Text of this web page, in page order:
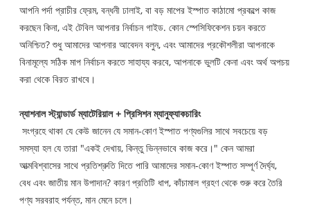
আপনি পর্দা প্রাচীর ফ্রেম, বন্ধনী ঢালাই, বা বড় মাপের ইস্পাত কাঠামো প্রকল্পে কাজ
করছেন কিনা, এই টেবিল আপনার নির্বাচন গাইড. কোন স্পেসিফিকেশন চয়ন করতে
অনিশ্চিত? শুধু আমাদের আপনার আবেদন বলুন, এবং আমাদের প্রকৌশলীরা আপনাকে
বিনামূল্যে সঠিক মাপ নির্বাচন করতে সাহায্য করবে, আপনাকে ভুলটি কেনা এবং অর্থ অপচয়
করা থেকে বিরত রাখবে।
ন্যাশনাল স্ট্যান্ডার্ড ম্যাটেরিয়াল + প্রিসিশন ম্যানুফ্যাকচারিং
সংগ্রহে থাকা যে কেউ জানেন যে সমান-কোণ ইস্পাত পণ্যগুলির সাথে সবচেয়ে বড়
সমস্যা হল যে তারা "একই দেখায়, কিন্তু ভিন্নভাবে কাজ করে।" কেন আমরা
আত্মবিশ্বাসের সাথে প্রতিশ্রুতি দিতে পারি আমাদের সমান-কোণ ইস্পাত সম্পূর্ণ দৈর্ঘ্য,
বেধ এবং জাতীয় মান উপাদান? কারণ প্রতিটি ধাপ, কাঁচামাল গ্রহণ থেকে শুরু করে তৈরি
পণ্য সরবরাহ পর্যন্ত, মান মেনে চলে।